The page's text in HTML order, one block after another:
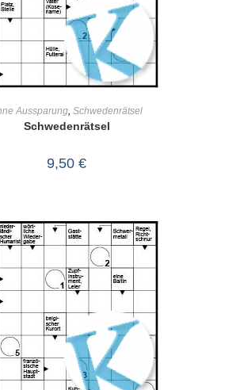
Aussparung, Schwedenrätsel
Schwedenrätsel
9,50 €